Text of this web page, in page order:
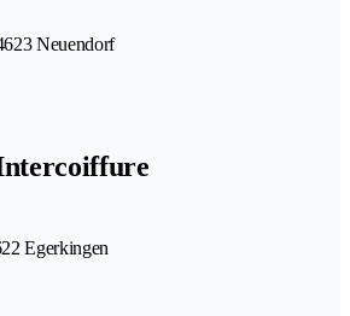
Neuendorf
Egerkingen